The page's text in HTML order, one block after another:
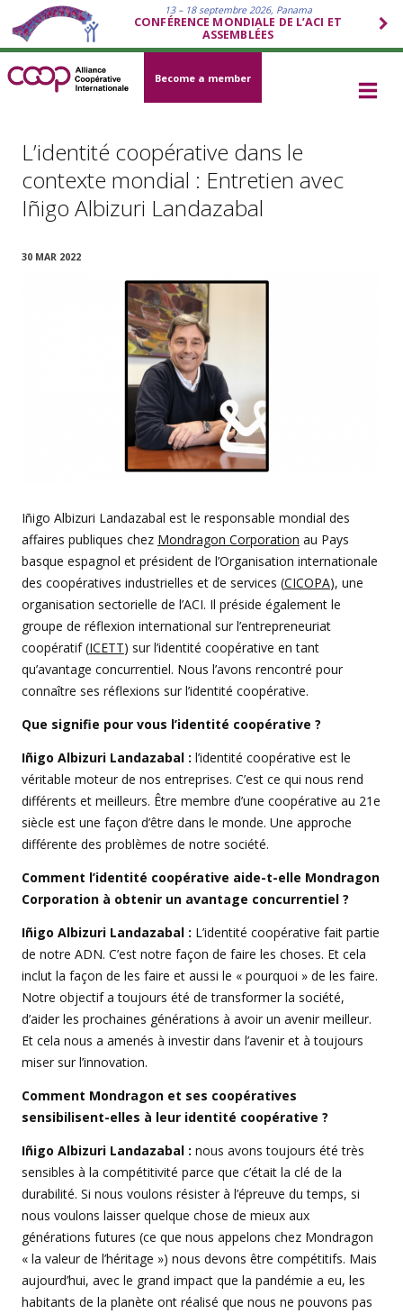
13 – 18 septembre 2026, Panama
CONFÉRENCE MONDIALE DE L’ACI ET
ASSEMBLÉES
Become a member
L’identité coopérative dans le
contexte mondial : Entretien avec
Iñigo Albizuri Landazabal
30 MAR 2022
Iñigo Albizuri Landazabal est le responsable mondial des
affaires publiques chez Mondragon Corporation au Pays
basque espagnol et président de l’Organisation internationale
des coopératives industrielles et de services (CICOPA), une
organisation sectorielle de l’ACI. Il préside également le
groupe de réflexion international sur l’entrepreneuriat
coopératif (ICETT) sur l’identité coopérative en tant
qu’avantage concurrentiel. Nous l’avons rencontré pour
connaître ses réflexions sur l’identité coopérative.
Que signifie pour vous l’identité coopérative ?
Iñigo Albizuri Landazabal : l’identité coopérative est le
véritable moteur de nos entreprises. C’est ce qui nous rend
différents et meilleurs. Être membre d’une coopérative au 21e
siècle est une façon d’être dans le monde. Une approche
différente des problèmes de notre société.
Comment l’identité coopérative aide-t-elle Mondragon
Corporation à obtenir un avantage concurrentiel ?
Iñigo Albizuri Landazabal : L’identité coopérative fait partie
de notre ADN. C’est notre façon de faire les choses. Et cela
inclut la façon de les faire et aussi le « pourquoi » de les faire.
Notre objectif a toujours été de transformer la société,
d’aider les prochaines générations à avoir un avenir meilleur.
Et cela nous a amenés à investir dans l’avenir et à toujours
miser sur l’innovation.
Comment Mondragon et ses coopératives
sensibilisent-elles à leur identité coopérative ?
Iñigo Albizuri Landazabal : nous avons toujours été très
sensibles à la compétitivité parce que c’était la clé de la
durabilité. Si nous voulons résister à l’épreuve du temps, si
nous voulons laisser quelque chose de mieux aux
générations futures (ce que nous appelons chez Mondragon
« la valeur de l’héritage ») nous devons être compétitifs. Mais
aujourd’hui, avec le grand impact que la pandémie a eu, les
habitants de la planète ont réalisé que nous ne pouvons pas